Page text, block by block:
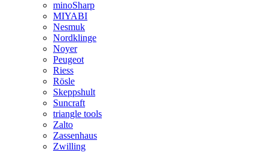
minoSharp
MIYABI
Nesmuk
Nordklinge
Noyer
Peugeot
Riess
Rösle
Skeppshult
Suncraft
triangle tools
Zalto
Zassenhaus
Zwilling